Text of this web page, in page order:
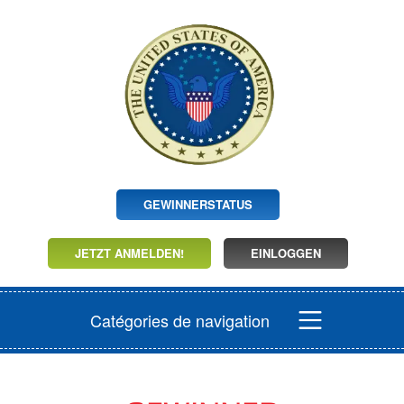
GEWINNERSTATUS
JETZT ANMELDEN! EINLOGGEN
Catégories de navigation